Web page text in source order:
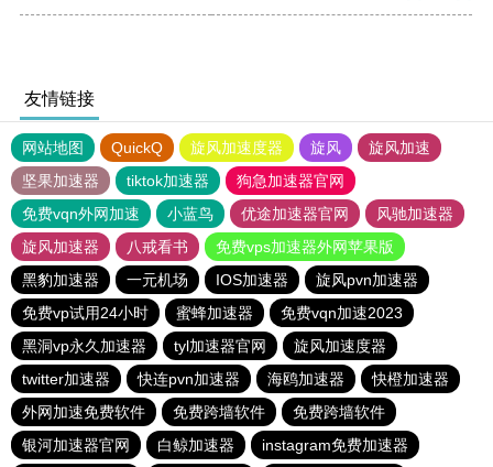
友情链接
网站地图 QuickQ 旋风加速度器 旋风
旋风加速
坚果加速器
tiktok加速器
狗急加速器官网
免费vqn外网加速
小蓝鸟 优途加速器官网
风驰加速器
旋风加速器
八戒看书
免费vps加速器外网苹果版
黑豹加速器
一元机场 IOS加速器
旋风pvn加速器
免费vp试用24小时
蜜蜂加速器
免费vqn加速2023
黑洞vp永久加速器
tyl加速器官网
旋风加速度器
twitter加速器
快连pvn加速器 海鸥加速器
快橙加速器
外网加速免费软件
免费跨墙软件
免费跨墙软件
银河加速器官网
白鲸加速器 instagram免费加速器